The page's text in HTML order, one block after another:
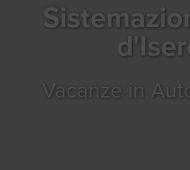
Aggiornamenti
Viaggio
Vacanze in